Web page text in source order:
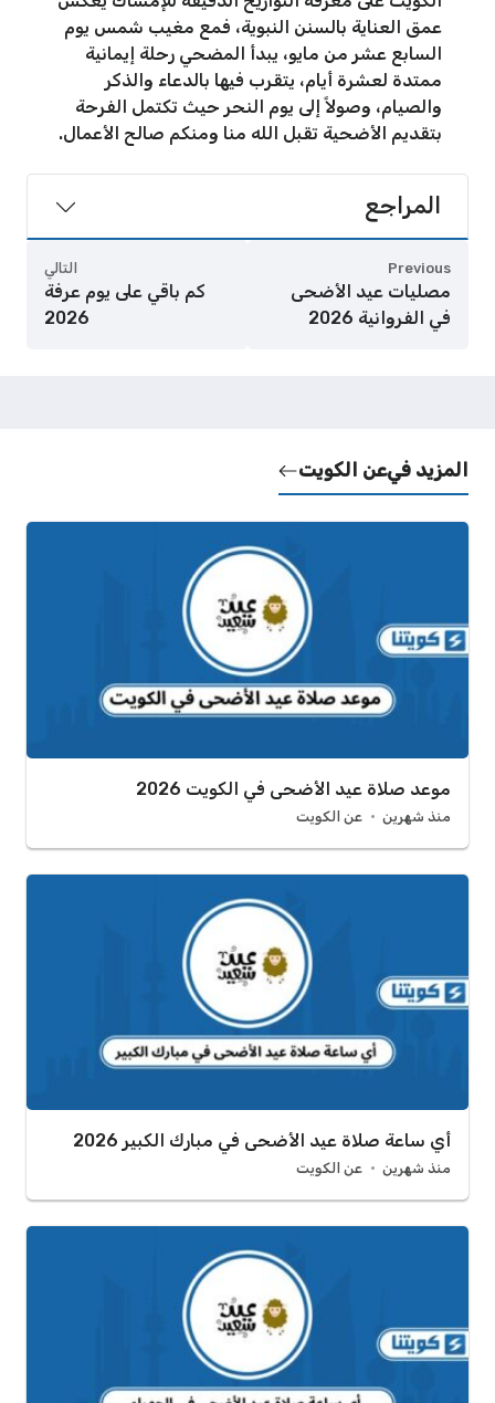
عمق العناية بالسنن النبوية، فمع مغيب شمس يوم
السابع عشر من مايو، يبدأ المضحي رحلة إيمانية
ممتدة لعشرة أيام، يتقرب فيها بالدعاء والذكر
والصيام، وصولاً إلى يوم النحر حيث تكتمل الفرحة
بتقديم الأضحية تقبل الله منا ومنكم صالح الأعمال.
المراجع
Previous
مصليات عيد الأضحى
في الفروانية 2026
التالي
كم باقي على يوم عرفة
2026
المزيد فيعن الكويت
موعد صلاة عيد الأضحى في الكويت 2026
منذ شهرين عن الكويت
أي ساعة صلاة عيد الأضحى في مبارك الكبير 2026
منذ شهرين عن الكويت